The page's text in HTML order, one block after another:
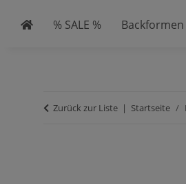
% SALE % Backformen
Zurück zur Liste Startseite